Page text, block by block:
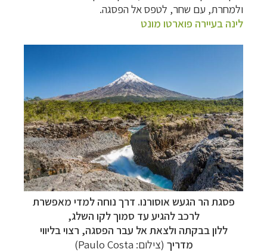
ולמחרת, עם שחר, לטפס אל הפסגה.
לינה בעיירה פוארטו מונט
פסגת הר הגעש אוסורנו. דרך נוחה למדי מאפשרת
לרכב להגיע עד סמוך לקו השלג,
ללון בבקתה ולצאת אל עבר הפסגה, רצוי בליווי
מדריך (צילום: Paulo Costa)